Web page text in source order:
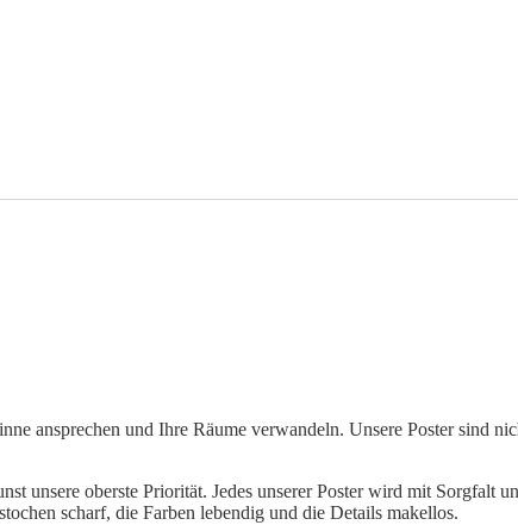
ansprechen und Ihre Räume verwandeln. Unsere Poster sind
unsere oberste Priorität. Jedes unserer Poster wird mit Sorgfalt
scharf, die Farben lebendig und die Details makellos.